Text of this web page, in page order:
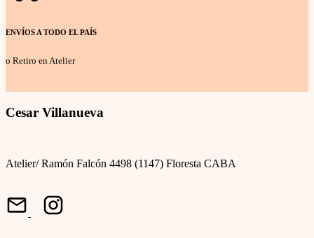
ENVÍOS A TODO EL PAÍS
o Retiro en Atelier
Cesar Villanueva
Atelier/ Ramón Falcón 4498 (1147) Floresta CABA